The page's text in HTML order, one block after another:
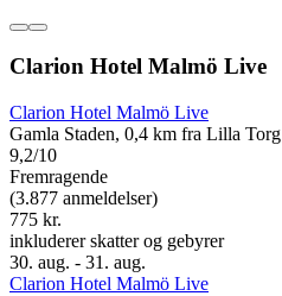
Clarion Hotel Malmö Live
Clarion Hotel Malmö Live
Gamla Staden, 0,4 km fra Lilla Torg
9,2/10
Fremragende
(3.877 anmeldelser)
775 kr.
inkluderer skatter og gebyrer
30. aug. - 31. aug.
Clarion Hotel Malmö Live